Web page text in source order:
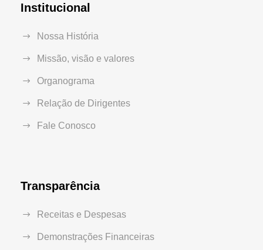
Institucional
Nossa História
Missão, visão e valores
Organograma
Relação de Dirigentes
Fale Conosco
Transparência
Receitas e Despesas
Demonstrações Financeiras